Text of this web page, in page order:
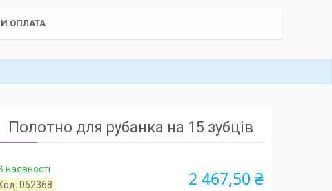
ОПЛАТА
Полотно для рубанка на 15 зубців
наявності
062368 2 467,50 ₴